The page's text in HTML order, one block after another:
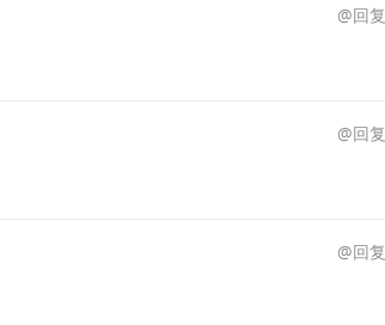
@回复
@回复
@回复